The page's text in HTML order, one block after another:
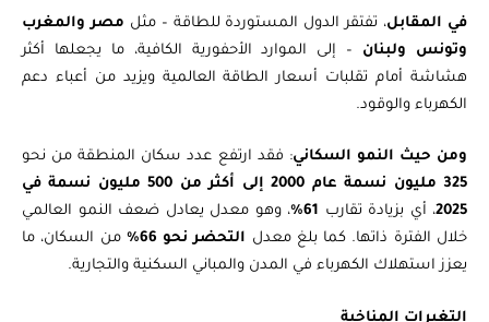
في المقابل، تفتقر الدول المستوردة للطاقة – مثل مصر والمغرب
وتونس ولبنان– إلى الموارد الأحفورية الكافية، ما يجعلها أكثر
هشاشة أمام تقلبات أسعار الطاقة العالمية ويزيد من أعباء دعم
الكهرباء والوقود.
ومن حيث النمو السكاني: فقد ارتفع عدد سكان المنطقة من نحو
325 مليون نسمة عام 2000 إلى أكثر من 500 مليون نسمة في
2025، أي بزيادة تقارب61%
، وهو معدل يعادل ضعف النمو العالمي
خلال الفترة ذاتها. كما بلغ معدلالتحضر نحو 66%
من السكان، ما
يعزز استهلاك الكهرباء في المدن والمباني السكنية والتجارية.
التغيرات المناخية